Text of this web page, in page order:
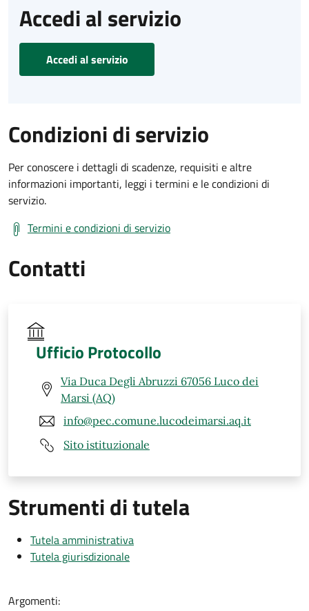
Accedi al servizio
Accedi al servizio
Condizioni di servizio
Per conoscere i dettagli di scadenze, requisiti e altre
informazioni importanti, leggi i termini e le condizioni di
servizio.
Termini e condizioni di servizio
Contatti
Ufficio Protocollo
Via Duca Degli Abruzzi 67056 Luco dei
Marsi (AQ)
info@pec.comune.lucodeimarsi.aq.it
Sito istituzionale
Strumenti di tutela
Tutela amministrativa
Tutela giurisdizionale
Argomenti: